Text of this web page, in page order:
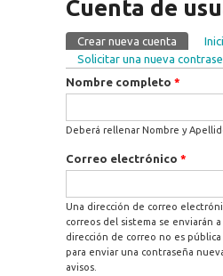
Cuenta de
Solapas
Crear nueva cuenta (solapa
Solicitar una nueva
Nombre completo *
Deberá rellenar Nombre y
Correo electrónico *
Una dirección de correo
correos del sistema se enviarán
dirección de correo no es pública
para enviar una contraseña
avisos.